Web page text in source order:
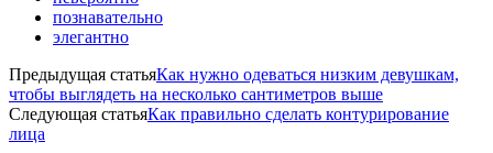
познавательно
элегантно
Предыдущая статьяКак нужно одеваться низким девушкам,
чтобы выглядеть на несколько сантиметров выше
Следующая статьяКак правильно сделать контурирование
лица